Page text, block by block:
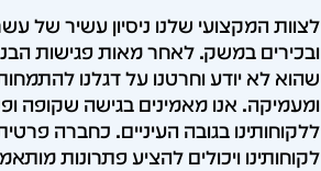
לצוות המקצועי שלנו ניסיון עשיר של
ובכירים במשק. לאחר מאות פגישות
שהוא לא יודע וחרטנו על דגלנו
ומעמיקה. אנו מאמינים בגישה שקופה
ללקוחותינו בגובה העיניים. כחברה
לקוחותינו ויכולים להציע פתרונות